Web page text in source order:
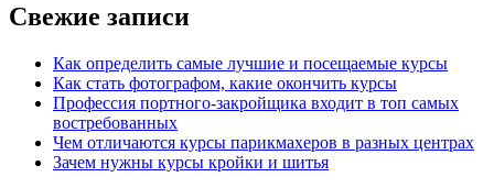
Свежие записи
Как определить самые лучшие и посещаемые курсы
Как стать фотографом, какие окончить курсы
Профессия портного-закройщика входит в топ самых
востребованных
Чем отличаются курсы парикмахеров в разных центрах
Зачем нужны курсы кройки и шитья